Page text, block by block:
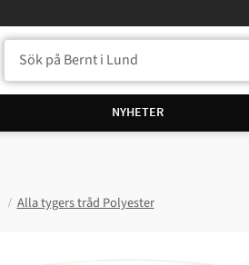
NYHETER
Alla tygers tråd Polyester